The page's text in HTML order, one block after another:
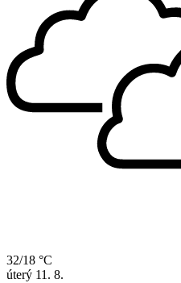
32/18 °C
úterý 11. 8.